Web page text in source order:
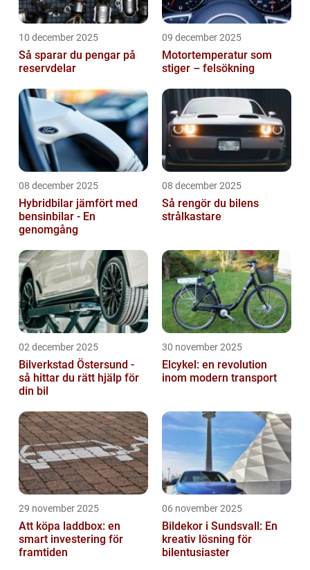
10 december 2025
Så sparar du pengar på
reservdelar
09 december 2025
Motortemperatur som
stiger – felsökning
08 december 2025
Hybridbilar jämfört med
bensinbilar - En
genomgång
08 december 2025
Så rengör du bilens
strålkastare
02 december 2025
Bilverkstad Östersund -
så hittar du rätt hjälp för
din bil
30 november 2025
Elcykel: en revolution
inom modern transport
29 november 2025
Att köpa laddbox: en
smart investering för
framtiden
06 november 2025
Bildekor i Sundsvall: En
kreativ lösning för
bilentusiaster